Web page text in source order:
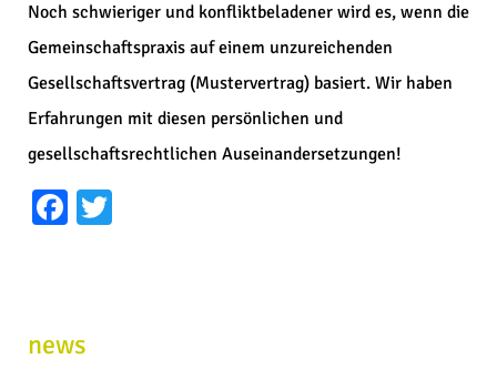
Noch schwieriger und konfliktbeladener wird es, wenn die
Gemeinschaftspraxis auf einem unzureichenden
Gesellschaftsvertrag (Mustervertrag) basiert. Wir haben
Erfahrungen mit diesen persönlichen und
gesellschaftsrechtlichen Auseinandersetzungen!
Facebook
news